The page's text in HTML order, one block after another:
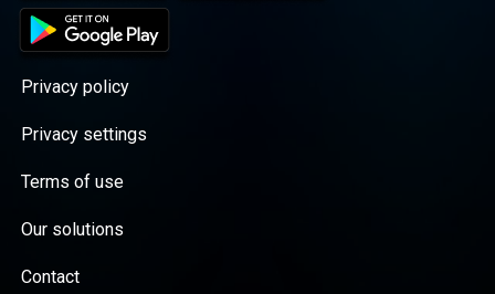
Privacy policy
Privacy settings
Terms of use
Our solutions
Contact